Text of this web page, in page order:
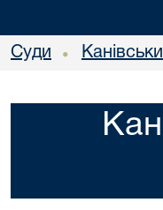
Суди •